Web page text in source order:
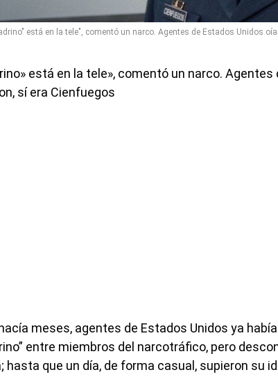
está en la tele", comentó un narco. Agentes de Estados Unidos
está en la tele», comentó un narco.
sí era Cienfuegos
meses, agentes de Estados Unidos ya
entre miembros del narcotráfico, pero
hasta que un día, de forma casual, supieron su